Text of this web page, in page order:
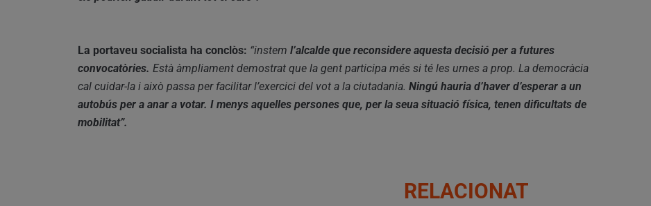
La portaveu socialista ha conclòs: “instem l’alcalde que reconsidere aquesta decisió per a futures
convocatòries. Està àmpliament demostrat que la gent participa més si té les urnes a prop. La democràcia
cal cuidar-la i això passa per facilitar l’exercici del vot a la ciutadania. Ningú hauria d’haver d’esperar a un
autobús per a anar a votar. I menys aquelles persones que, per la seua situació física, tenen dificultats de
mobilitat”.
RELACIONAT